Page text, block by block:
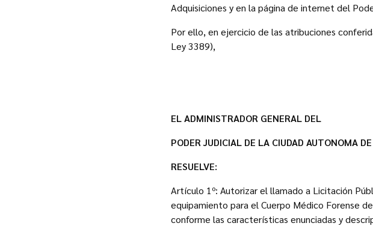
Adquisiciones y en la página de internet del
Por ello, en ejercicio de las atribuciones
Ley 3389),
EL ADMINISTRADOR GENERAL DEL
PODER JUDICIAL DE LA CIUDAD AUTONOMA
RESUELVE:
Artículo 1º: Autorizar el llamado a Licitación
equipamiento para el Cuerpo Médico Forense
conforme las características enunciadas y